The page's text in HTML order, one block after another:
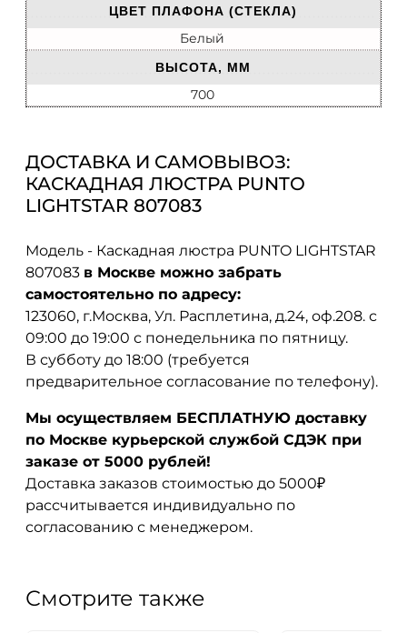
ЦВЕТ ПЛАФОНА (СТЕКЛА)
Белый
ВЫСОТА, ММ
700
ДОСТАВКА И САМОВЫВОЗ:
КАСКАДНАЯ ЛЮСТРА PUNTO
LIGHTSTAR 807083
Модель - Каскадная люстра PUNTO LIGHTSTAR
807083 в Москве можно забрать
самостоятельно по адресу:
123060, г.Москва, Ул. Расплетина, д.24, оф.208. с
09:00 до 19:00 с понедельника по пятницу.
В субботу до 18:00 (требуется
предварительное согласование по телефону).
Мы осуществляем БЕСПЛАТНУЮ доставку
по Москве курьерской службой СДЭК при
заказе от 5000 рублей!
Доставка заказов стоимостью до 5000₽
рассчитывается индивидуально по
согласованию с менеджером.
Смотрите также